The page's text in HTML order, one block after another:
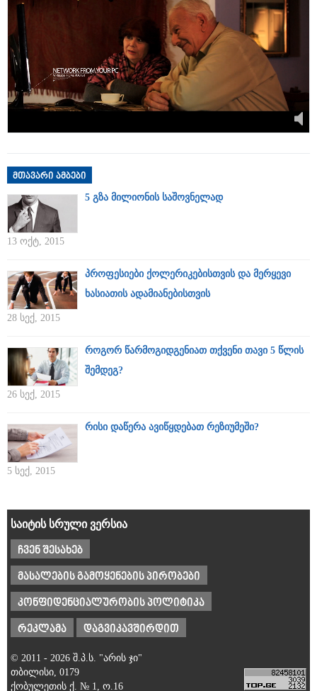
მთავარი ამბები
13 ოქტ, 2015
5 გზა მილიონის საშოვნელად
28 სექ, 2015
პროფესიები ქოლერიკებისთვის და მერყევი
ხასიათის ადამიანებისთვის
26 სექ, 2015
როგორ წარმოგიდგენიათ თქვენი თავი 5 წლის
შემდეგ?
5 სექ, 2015
რისი დაწერა ავიწყდებათ რეზიუმეში?
საიტის სრული ვერსია
ჩვენ შესახებ
მასალების გამოყენების პირობები
კონფიდენციალურობის პოლიტიკა
რეკლამა დაგვიკავშირდით
© 2011 - 2026 შ.პ.ს. "არის ჯი"
თბილისი, 0179
ქობულეთის ქ. № 1, ო.16